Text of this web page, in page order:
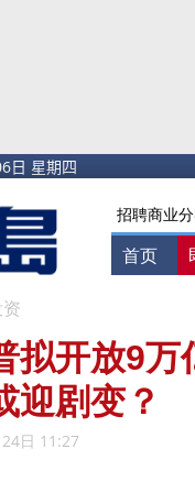
招聘商业
首页
拟开放9
迎剧变？
日 11:27